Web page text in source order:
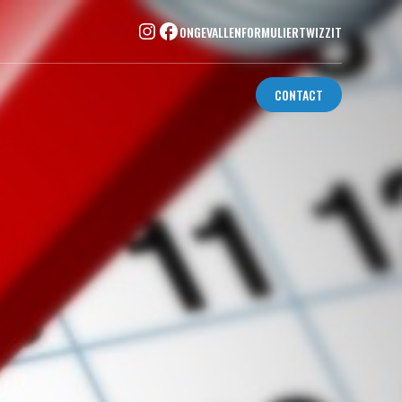
ONGEVALLENFORMULIERTWIZZIT
CONTACT